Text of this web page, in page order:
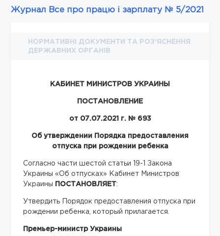
Журнал Все про працю і зарплату № 5/2021
НОРМАТИВНІ ДОКУМЕНТИ ТА РОЗ’ЯСНЕННЯ
ДЕРЖАВНИХ ОРГАНІВ
КАБИНЕТ МИНИСТРОВ УКРАИНЫ
ПОСТАНОВЛЕНИЕ
от 07.07.2021 г. № 693
Об утверждении Порядка предоставления
отпуска при рождении ребенка
Согласно части шестой статьи 19-1 Закона
Украины «Об отпусках» Кабинет Министров
Украины
ПОСТАНОВЛЯЕТ:
Утвердить Порядок предоставления отпуска при
рождении ребенка, который прилагается.
Премьер-министр Украины